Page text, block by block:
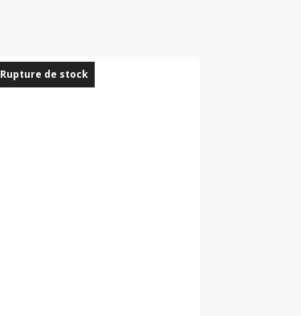
Rupture de stock